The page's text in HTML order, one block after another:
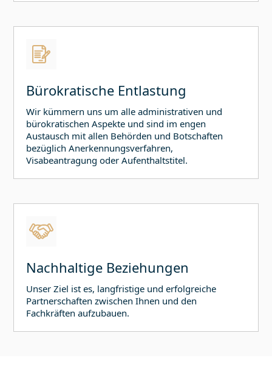
Bürokratische Entlastung
Wir kümmern uns um alle administrativen und
bürokratischen Aspekte und sind im engen
Austausch mit allen Behörden und Botschaften
bezüglich Anerkennungsverfahren,
Visabeantragung oder Aufenthaltstitel.
Nachhaltige Beziehungen
Unser Ziel ist es, langfristige und erfolgreiche
Partnerschaften zwischen Ihnen und den
Fachkräften aufzubauen.